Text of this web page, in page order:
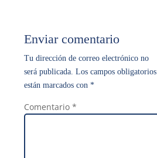
Enviar comentario
Tu dirección de correo electrónico no
será publicada. Los campos obligatorios
están marcados con *
Comentario *